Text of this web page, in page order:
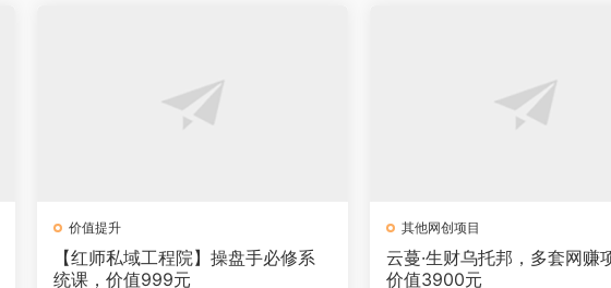
价值提升
【红师私域工程院】操盘手必修系
统课，价值999元
其他网创项目
云蔓·生财乌托邦，多套网赚
价值3900元